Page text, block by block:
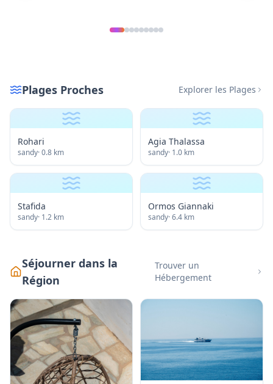
Plages Proches Explorer les Plages
Rohari
sandy·0.8 km
Agia Thalassa
sandy· 1.0 km
Stafida
sandy· 1.2 km
Ormos Giannaki
sandy·6.4 km
Séjourner dans la
Région
Trouver un
Hébergement